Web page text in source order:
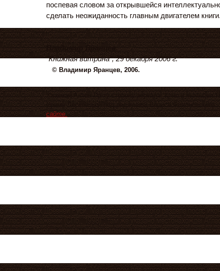
поспевая словом за открывшейся
сделать неожиданность главным двигателем
Владимир Яранцев.
"Книжная витрина", 29 декабря 2006 г.
© Владимир Яранцев, 2006.
Хаакман Антон По ту сторону зеркала: Кино и вымысел
Ирины Лесковской под редакцией Бориса
сайте.